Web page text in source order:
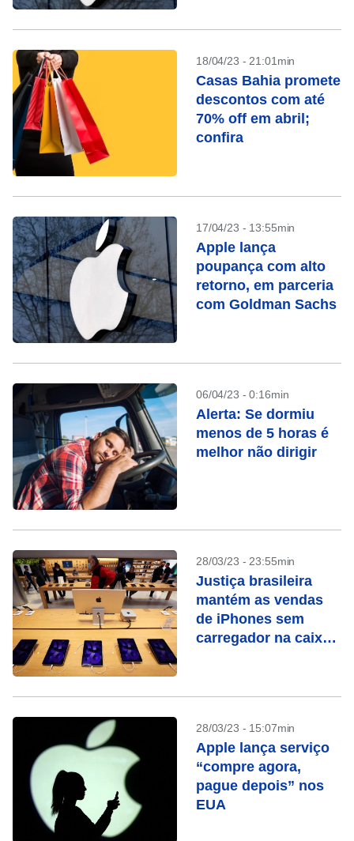
18/04/23 - 21:01min
Casas Bahia promete
descontos com até
70% off em abril;
confira
17/04/23 - 13:55min
Apple lança
poupança com alto
retorno, em parceria
com Goldman Sachs
06/04/23 - 0:16min
Alerta: Se dormiu
menos de 5 horas é
melhor não dirigir
28/03/23 - 23:55min
Justiça brasileira
mantém as vendas
de iPhones sem
carregador na caixa
28/03/23 - 15:07min
Apple lança serviço
“compre agora,
pague depois” nos
EUA